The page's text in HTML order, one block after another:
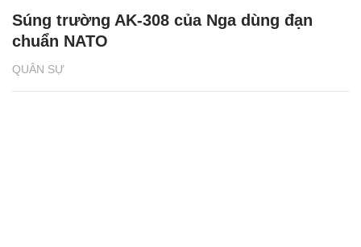
QUÂN SỰ
Súng trường AK-308 của Nga dùng đạn
chuẩn NATO